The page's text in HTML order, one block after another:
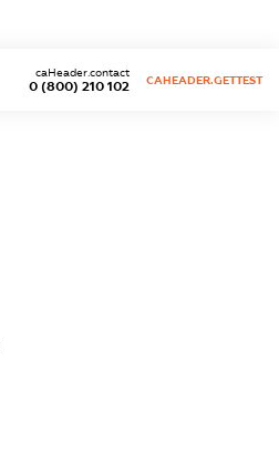
0 (800) 210 102
caHeader.contact
CAHEADER.GETTEST